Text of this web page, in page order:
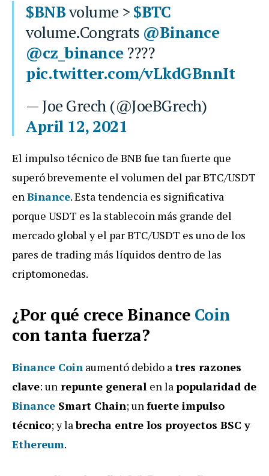
$BNBvolume > $BTC
volume.Congrats @Binance
@cz_binance????
pic.twitter.com/vLkdGBnnIt
— Joe Grech (@JoeBGrech)
April 12, 2021
El impulso técnico de BNB fue tan fuerte que
superó brevemente el volumen del par BTC/USDT
enBinance. Esta tendencia es significativa
porque USDT es la stablecoin más grande del
mercado global y el par BTC/USDT es uno de los
pares de trading más líquidos dentro de las
criptomonedas.
¿Por qué crece Binance Coin
con tanta fuerza?
Binance Coin aumentó debido atres razones
clave: un repunte general en lapopularidad de
Binance Smart Chain; unfuerte impulso
técnico; y labrecha entre los proyectos BSC y
Ethereum.